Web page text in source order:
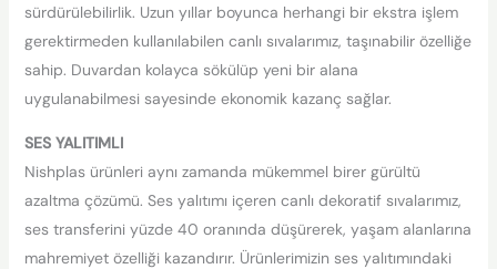
sürdürülebilirlik. Uzun yıllar boyunca herhangi bir ekstra işlem
gerektirmeden kullanılabilen canlı sıvalarımız, taşınabilir özelliğe
sahip. Duvardan kolayca sökülüp yeni bir alana
uygulanabilmesi sayesinde ekonomik kazanç sağlar.
SES YALITIMLI
Nishplas ürünleri aynı zamanda mükemmel birer gürültü
azaltma çözümü. Ses yalıtımı içeren canlı dekoratif sıvalarımız,
ses transferini yüzde 40 oranında düşürerek, yaşam alanlarına
mahremiyet özelliği kazandırır. Ürünlerimizin ses yalıtımındaki